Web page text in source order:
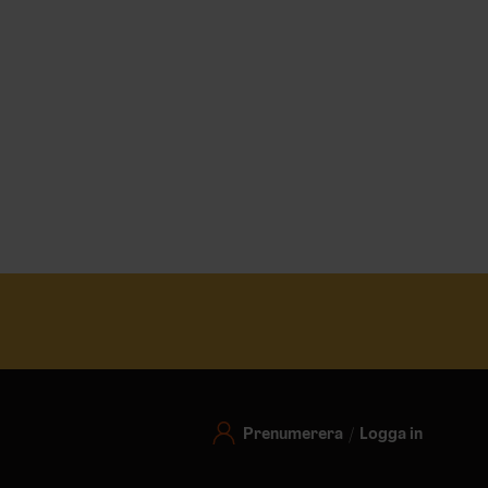
Prenumerera Logga in